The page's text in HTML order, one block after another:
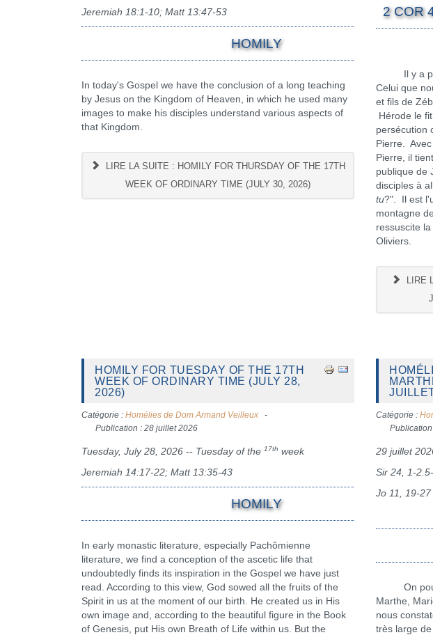
Jeremiah 18:1-10; Matt 13:47-53
HOMILY
In today's Gospel we have the conclusion of a long teaching
by Jesus on the Kingdom of Heaven, in which he used many
images to make his disciples understand various aspects of
that Kingdom.
LIRE LA SUITE : HOMILY FOR THURSDAY OF THE 17TH
WEEK OF ORDINARY TIME (JULY 30, 2026)
2 COR
Il y a
Celui que
et fils de
Hérode le
persécution
Pierre.
Pierre, il
publique de
disciples à
tu?". Il est
montagne
ressuscite
Oliviers.
LIRE
HOMILY FOR TUESDAY OF THE 17TH
WEEK OF ORDINARY TIME (JULY 28,
2026)
Catégorie : Homélies de Dom Armand Veilleux
Publication : 28 juillet 2026
Tuesday, July 28, 2026 -- Tuesday of the 17th week
Jeremiah 14:17-22; Matt 13:35-43
HOMILY
In early monastic literature, especially Pachômienne
literature, we find a conception of the ascetic life that
undoubtedly finds its inspiration in the Gospel we have just
read. According to this view, God sowed all the fruits of the
Spirit in us at the moment of our birth. He created us in His
own image and, according to the beautiful figure in the Book
of Genesis, put His own Breath of Life within us. But the
Catégorie :
29 juillet
Sir 24, 1-
Jo 11, 19-
On
Marthe,
nous
très large